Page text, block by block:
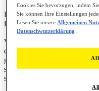
KB 1834 - DE - 2025-02-20
Products:Thrustmaster
Whether or not to use gloves
comfort preferences and
gloves, with different grips,
stitching, etc. These
steering wheel.
Cookies Sie bevorzugen, indem
Sie können Ihre Einstellungen
Lesen Sie unsere Allgemeinen
Datenschwutzerklärung